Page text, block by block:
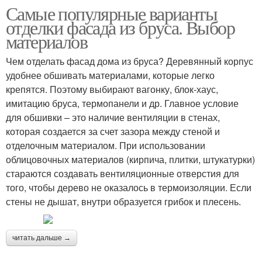
Самые популярные варианты
отделки фасада из бруса. Выбор
материалов
Чем отделать фасад дома из бруса? Деревянный корпус
удобнее обшивать материалами, которые легко
крепятся. Поэтому выбирают вагонку, блок-хаус,
имитацию бруса, термопанели и др. Главное условие
для обшивки – это наличие вентиляции в стенах,
которая создается за счет зазора между стеной и
отделочным материалом. При использовании
облицовочных материалов (кирпича, плитки, штукатурки)
стараются создавать вентиляционные отверстия для
того, чтобы дерево не оказалось в термоизоляции. Если
стены не дышат, внутри образуется грибок и плесень.
читать дальше →